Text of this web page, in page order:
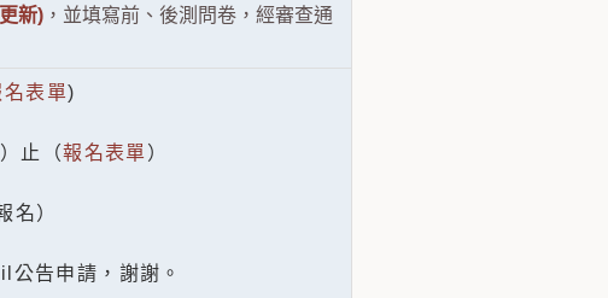
新) ，並填寫前、後測問卷，經審查通
名表單)
止（報名表單）
名）
告申請，謝謝。